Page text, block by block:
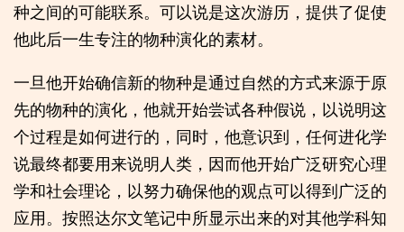
种之间的可能联系。可以说是这次游历，提供了促使
他此后一生专注的物种演化的素材。
一旦他开始确信新的物种是通过自然的方式来源于原
先的物种的演化，他就开始尝试各种假说，以说明这
个过程是如何进行的，同时，他意识到，任何进化学
说最终都要用来说明人类，因而他开始广泛研究心理
学和社会理论，以努力确保他的观点可以得到广泛的
应用。按照达尔文笔记中所显示出来的对其他学科知